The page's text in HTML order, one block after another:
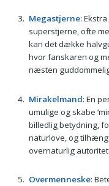
Megastjerne:
superstjerne, ofte
kan det dække
hvor fanskaren og
næsten
Mirakelmand: En
umulige og skabe
billedlig betydning,
naturlove, og
overnaturlig autoritet.
Overmenneske: